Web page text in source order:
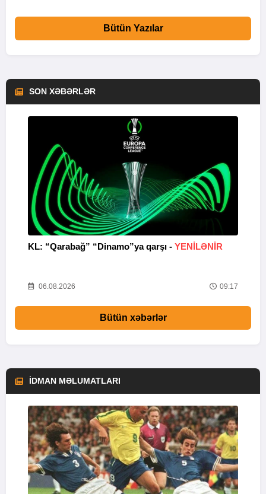
Bütün Yazılar
SON XƏBƏRLƏR
KL: “Qarabağ” “Dinamo”ya qarşı - YENİLƏNİR
06.08.2026 09:17
Bütün xəbərlər
İDMAN MƏLUMATLARI